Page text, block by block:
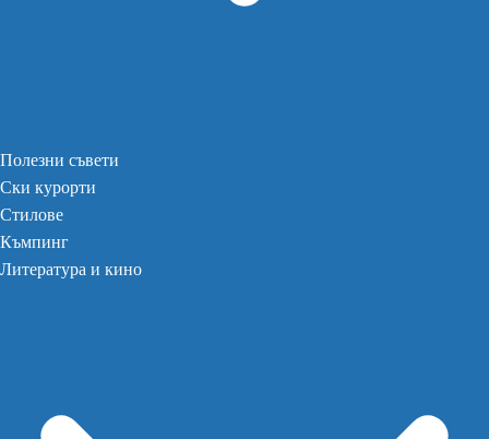
Полезни съвети
Ски курорти
Стилове
Къмпинг
Литература и кино